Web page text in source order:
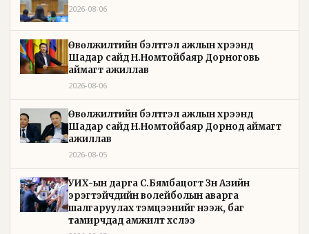
2026-08-06
Өвөлжилтийн бэлтгэл ажлын хүрээнд
Шадар сайд Н.Номтойбаяр Дорноговь
аймагт ажиллав
2026-08-06
Өвөлжилтийн бэлтгэл ажлын хүрээнд
Шадар сайд Н.Номтойбаяр Дорнод аймагт
ажиллав
2026-08-05
УИХ-ын дарга С.Бямбацогт Зүүн Азийн
эрэгтэйчүүдийн волейболын аварга
шалгаруулах тэмцээнийг нээж, баг
тамирчдад амжилт хүслээ